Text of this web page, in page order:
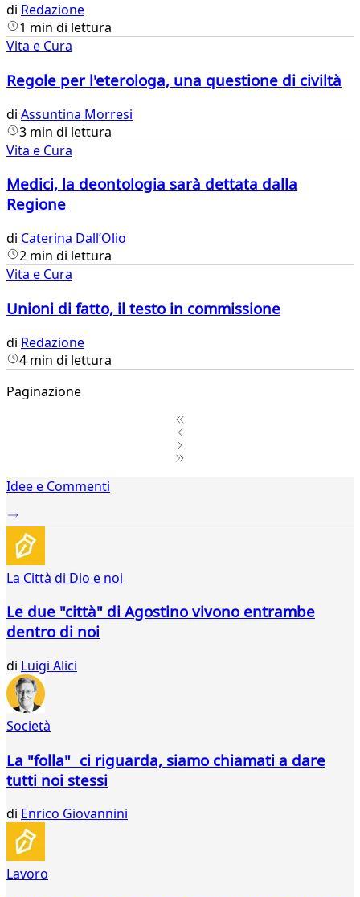
di Redazione
1 min di lettura
Vita e Cura
Regole per l'eterologa, una questione di civiltà
di Assuntina Morresi
3 min di lettura
Vita e Cura
Medici, la deontologia sarà dettata dalla
Regione
di Caterina Dall’Olio
2 min di lettura
Vita e Cura
Unioni di fatto, il testo in commissione
di Redazione
4 min di lettura
Paginazione
2Idee e Commenti
La Città di Dio e noi
Le due "città" di Agostino vivono entrambe
dentro di noi
di Luigi Alici
Società
La "folla" ci riguarda, siamo chiamati a dare
tutti noi stessi
di Enrico Giovannini
Lavoro